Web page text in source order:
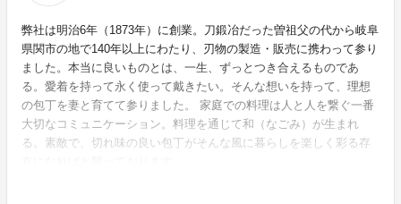
弊社は明治6年（1873年）に創業。刀鍛冶だった曽祖父の代から岐阜
県関市の地で140年以上にわたり、刃物の製造・販売に携わって参り
ました。本当に良いものとは、一生、ずっとつき合えるものであ
る。愛着を持って永く使って戴きたい。そんな想いを持って、理想
の包丁を妻と育てて参りました。 家庭での料理は人と人を繋ぐ一番
大切なコミュニケーション。料理を通じて和（なごみ）が生まれ
る。素敵で、切れ味の良い包丁がそんな風に暮らしを楽しく彩る存